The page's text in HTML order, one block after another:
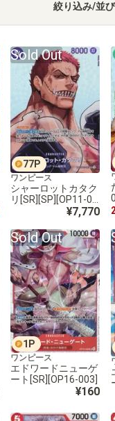
絞り込み/並び
Sold Out
77P
ワンピース
シャーロットカタク
リ[SR][SP][OP11-06
¥7,770
Sold Out
1 P
ワンピース
エドワードニューゲ
ート[SR][OP16-003]
¥160